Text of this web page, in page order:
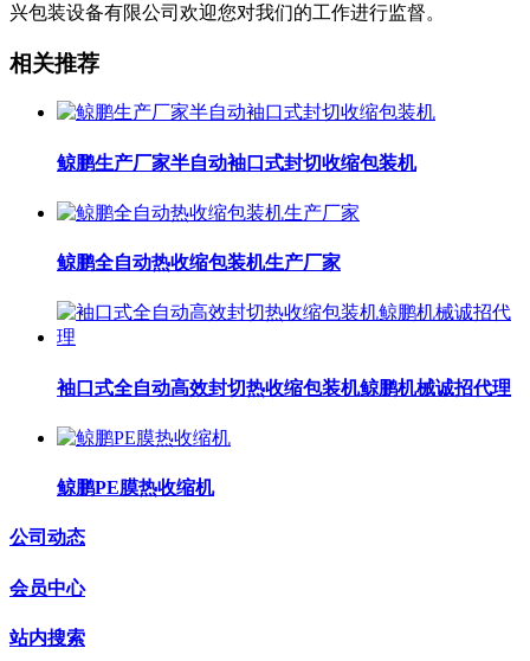
兴包装设备有限公司欢迎您对我们的工作进行监督。
相关推荐
鲸鹏生产厂家半自动袖口式封切收缩包装机
鲸鹏全自动热收缩包装机生产厂家
袖口式全自动高效封切热收缩包装机鲸鹏机械诚招代理
鲸鹏PE膜热收缩机
公司动态
会员中心
站内搜索